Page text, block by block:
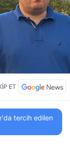
ET
tercih edilen